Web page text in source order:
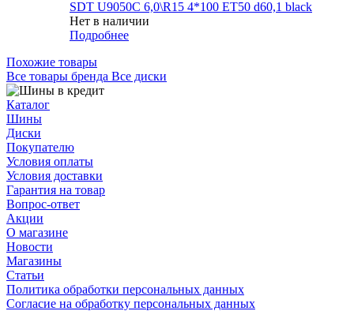
SDT U9050C 6,0\R15 4*100 ET50 d60,1 black
Нет в наличии
Подробнее
Похожие товары
Все товары бренда Все диски
Каталог
Шины
Диски
Покупателю
Условия оплаты
Условия доставки
Гарантия на товар
Вопрос-ответ
Акции
О магазине
Новости
Магазины
Статьи
Политика обработки персональных данных
Согласие на обработку персональных данных